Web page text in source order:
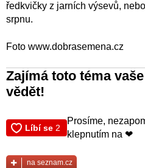
ředkvičky z jarních výsevů,
srpnu.
Foto www.dobrasemena.cz
Zajímá toto téma
vědět!
Prosíme,
klepnutím na ❤
na seznam.cz